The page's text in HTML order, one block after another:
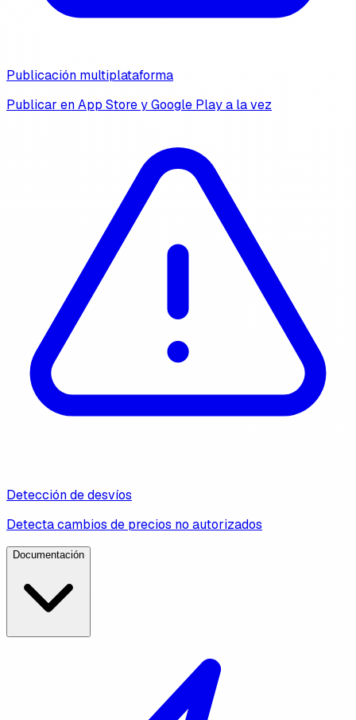
Publicación multiplataforma
Publicar en App Store y Google Play a la vez
Detección de desvíos
Detecta cambios de precios no autorizados
Documentación